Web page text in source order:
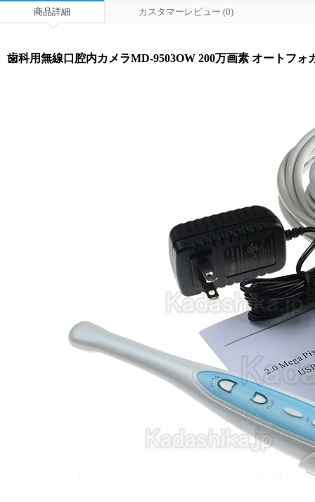
商品詳細 カスタマーレビュー (0)
歯科用無線口腔内カメラMD-9503OW 200万画素 オートフォ